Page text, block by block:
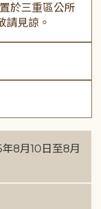
於三重區公所
請見諒。
年8月10日至8月